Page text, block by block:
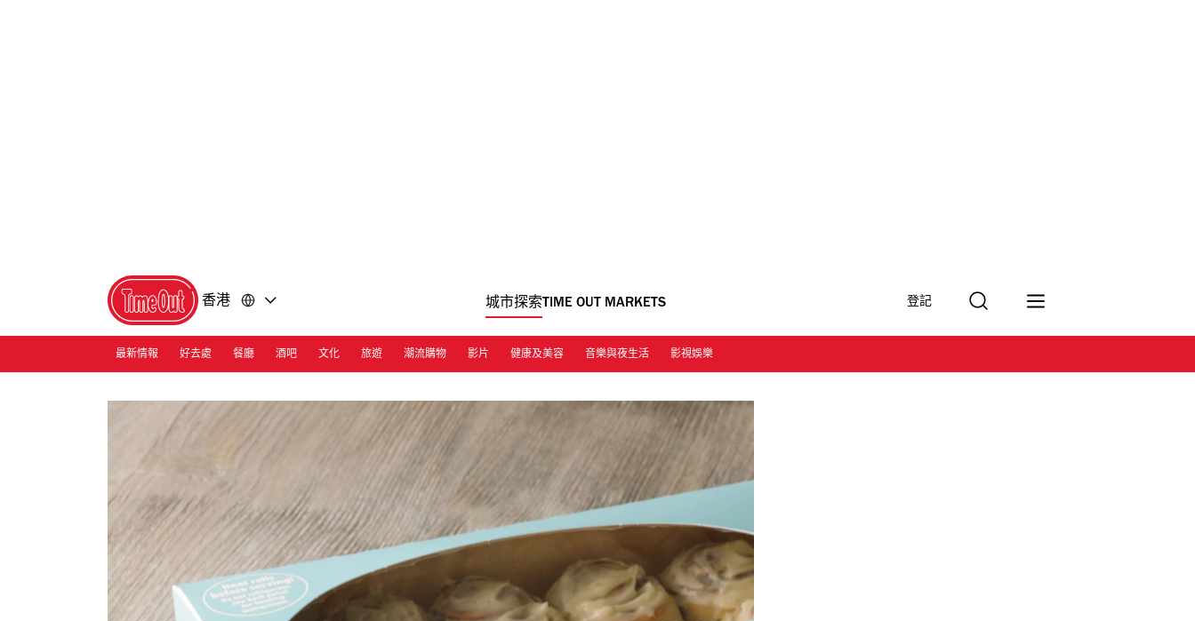
香港 城市探索TIME OUT MARKETS 登記
最新情報 好去處 餐廳 酒吧 文化 旅遊 潮流購物 影片 健康及美容 音樂與夜生活 影視娛樂